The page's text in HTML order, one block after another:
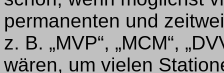
permanenten und
z. B. „MVP“, „MCM“,
wären, um vielen